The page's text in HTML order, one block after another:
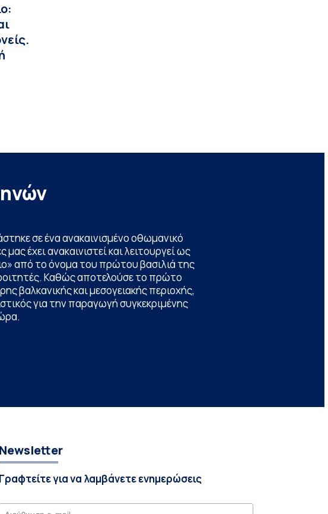
σε ένα ανακαινισμένο οθωμανικό
έχει ανακαινιστεί και λειτουργεί ως
από το όνομα του πρώτου βασιλιά της
Καθώς αποτελούσε το πρώτο
βαλκανικής και μεσογειακής περιοχής,
για την παραγωγή συγκεκριμένης
Newsletter
Γραφτείτε για να λαμβάνετε ενημερώσεις